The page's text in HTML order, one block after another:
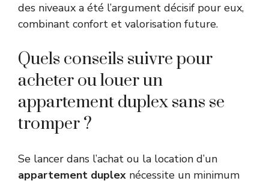
des niveaux a été l’argument décisif pour eux,
combinant confort et valorisation future.
Quels conseils suivre pour
acheter ou louer un
appartement duplex sans se
tromper ?
Se lancer dans l’achat ou la location d’un
appartement duplex nécessite un minimum